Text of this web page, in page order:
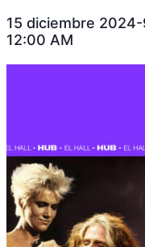
15 diciembre
12:00 AM